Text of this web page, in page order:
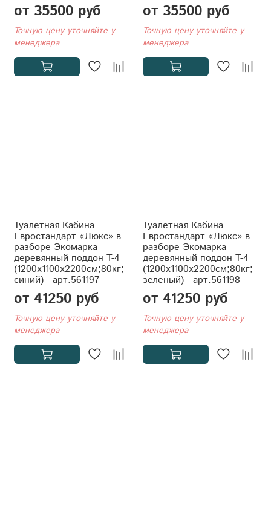
от 35500 руб
Точную цену уточняйте у
менеджера
от 35500 руб
Точную цену уточняйте у
менеджера
Туалетная Кабина
Евростандарт «Люкс» в
разборе Экомарка
деревянный поддон T-4
(1200x1100x2200см;80кг;
синий) - арт.561197
от 41250 руб
Точную цену уточняйте у
менеджера
Туалетная Кабина
Евростандарт «Люкс» в
разборе Экомарка
деревянный поддон T-4
(1200x1100x2200см;80кг;
зеленый) - арт.561198
от 41250 руб
Точную цену уточняйте у
менеджера